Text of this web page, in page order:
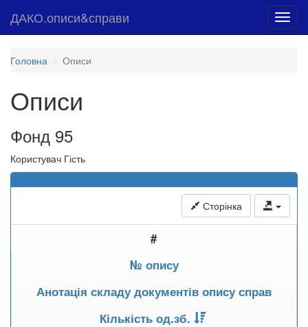
ДАКО.описи&справи
Головна Описи
Описи
Фонд 95
Користувач Гість
Сторінка
#
№ опису
Анотація складу документів опису справ
Кількість од.зб.